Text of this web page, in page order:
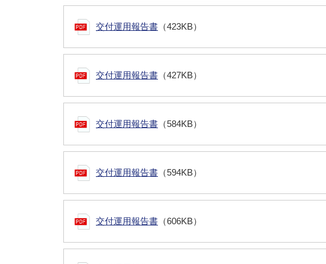
交付運用報告書 （423KB）
交付運用報告書 （427KB）
交付運用報告書 （584KB）
交付運用報告書 （594KB）
交付運用報告書 （606KB）